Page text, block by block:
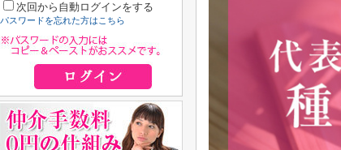
次回から自動ログインをする
パスワードを忘れた方はこちら